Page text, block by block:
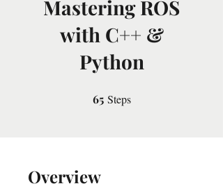
Mastering ROS
with C++ &
Python
65 Steps
Overview